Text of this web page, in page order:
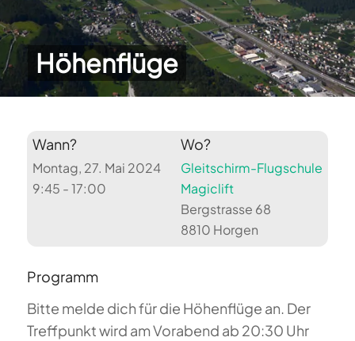
Höhenflüge
Wann?
Montag, 27. Mai 2024
9:45 - 17:00
Wo?
Gleitschirm-Flugschule
Magiclift
Bergstrasse 68
8810 Horgen
Programm
Bitte melde dich für die Höhenflüge an. Der
Treffpunkt wird am Vorabend ab 20:30 Uhr